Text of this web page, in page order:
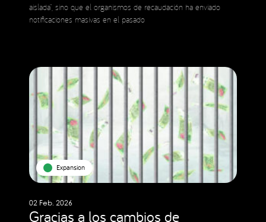
aislada”, sino que el organismos de recaudación ha enviado
notificaciones masivas en el pasado
Expansion
02 Feb. 2026
Gracias a los cambios de